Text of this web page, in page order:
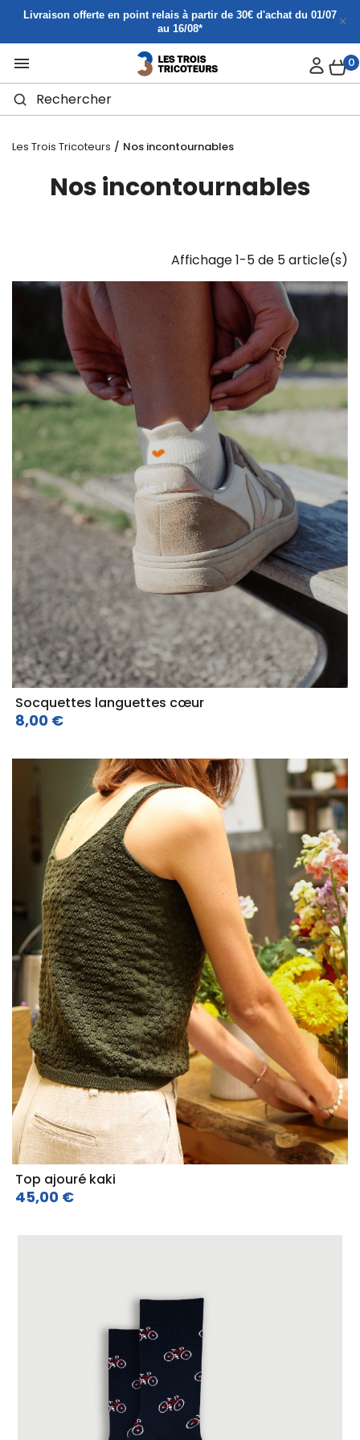
Panneau de gestion des cookies
Livraison offerte en point relais à partir de 30€ d'achat du 01/07
au 16/08*
 0
Les Trois Tricoteurs Nos incontournables
Nos incontournables
Affichage 1-5 de 5 article(s)
Socquettes languettes cœur
8,00 €
Top ajouré kaki
45,00 €